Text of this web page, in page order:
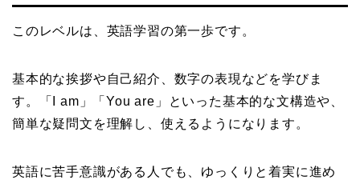
このレベルは、英語学習の第一歩です。
基本的な挨拶や自己紹介、数字の表現などを学びま
す。「I am」「You are」といった基本的な文構造や、
簡単な疑問文を理解し、使えるようになります。
英語に苦手意識がある人でも、ゆっくりと着実に進め